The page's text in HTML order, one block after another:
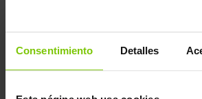
Consentimiento Detalles
1.599,00 €